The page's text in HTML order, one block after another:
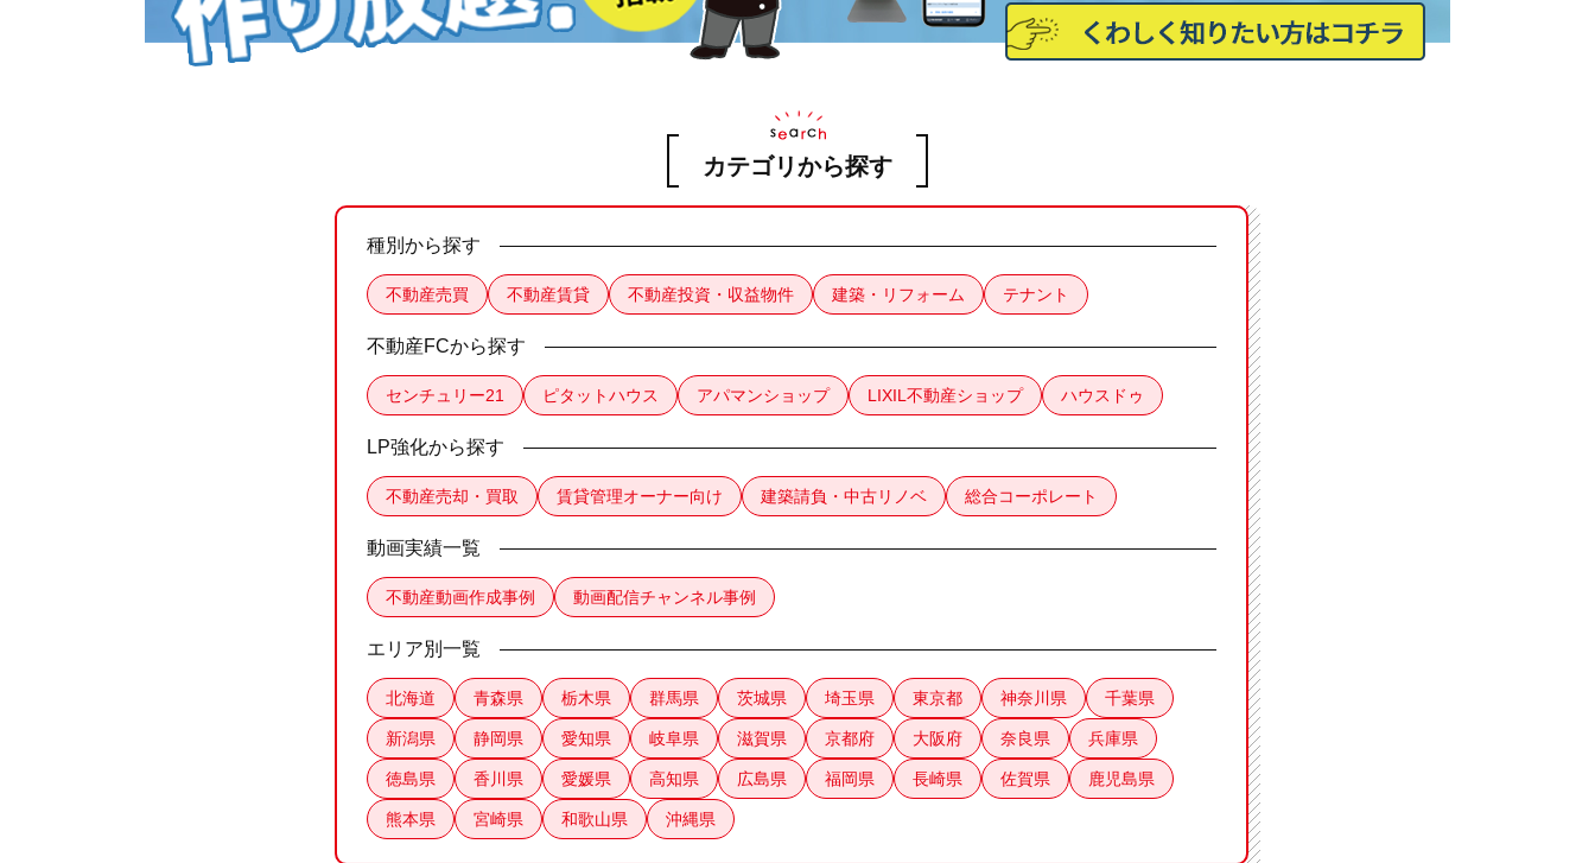
カテゴリから探す
種別から探す
不動産売買 不動産賃貸 不動産投資・収益物件 建築・リフォーム テナント
不動産FCから探す
センチュリー21 ピタットハウス アパマンショップ LIXIL不動産ショップ ハウスドゥ
LP強化から探す
不動産売却・買取 賃貸管理オーナー向け 建築請負・中古リノベ 総合コーポレート
動画実績一覧
不動産動画作成事例 動画配信チャンネル事例
エリア別一覧
北海道 青森県 栃木県 群馬県 茨城県 埼玉県 東京都 神奈川県 千葉県
新潟県 静岡県 愛知県 岐阜県 滋賀県 京都府 大阪府 奈良県 兵庫県
徳島県 香川県 愛媛県 高知県 広島県 福岡県 長崎県 佐賀県 鹿児島県
熊本県 宮崎県 和歌山県 沖縄県